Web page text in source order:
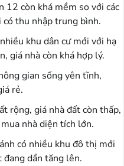
12 còn khá mềm so với các
có thu nhập trung bình.
khu dân cư mới với hạ
giá nhà còn khá hợp lý.
gian sống yên tĩnh,
rẻ.
rộng, giá nhà đất còn thấp,
nhà diện tích lớn.
có nhiều khu đô thị mới
đang dần tăng lên.